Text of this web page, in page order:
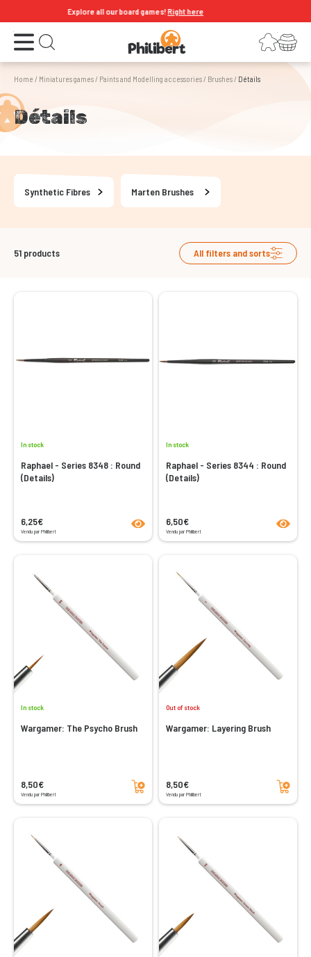
Explore all our board games!Right here
Open the menu Open search LoginYour shopping cart
Home / Miniatures games/ Paints and Modelling accessories/ Brushes/ Détails
Détails
Synthetic Fibres Marten Brushes
51 products All filters and sorts
In stock
Raphael - Series 8348 : Round
(Details)
6,25€
Vendu par Philibert
In stock
Raphael - Series 8344 : Round
(Details)
6,50€
Vendu par Philibert
In stock
Wargamer: The Psycho Brush
8,50€
Vendu par Philibert
Add to cart
Out of stock
Wargamer: Layering Brush
8,50€
Vendu par Philibert
Add to cart